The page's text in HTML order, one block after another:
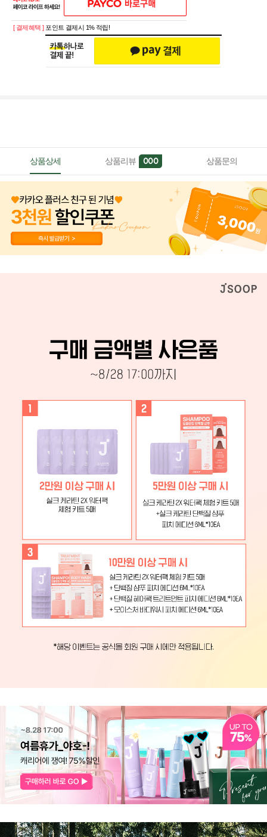
[ 결제혜택 ] 포인트 결제시 1% 적립!
상품상세 상품리뷰 000 상품문의